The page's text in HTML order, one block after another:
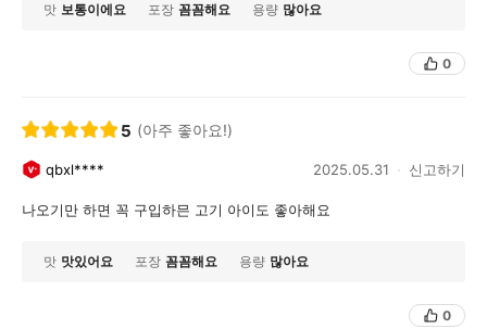
맛 보통이에요 포장 꼼꼼해요 용량 많아요
0
5 (아주 좋아요!)
qbxl**** 2025.05.31 신고하기
나오기만 하면 꼭 구입하믄 고기 아이도 좋아해요
맛 맛있어요 포장 꼼꼼해요 용량 많아요
0